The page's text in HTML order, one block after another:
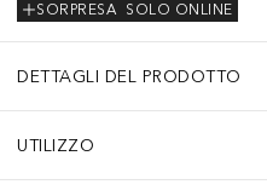
SOLO ONLINE
SORPRESA
DETTAGLI DEL PRODOTTO
UTILIZZO